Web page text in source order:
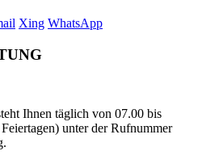
Xing WhatsApp
Ihnen täglich von 07.00 bis
unter der Rufnummer